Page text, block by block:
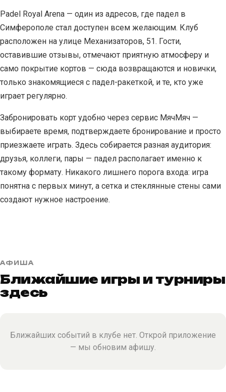
Padel Royal Arena — один из адресов, где падел в
Симферополе стал доступен всем желающим. Клуб
расположен на улице Механизаторов, 51. Гости,
оставившие отзывы, отмечают приятную атмосферу и
само покрытие кортов — сюда возвращаются и новички,
только знакомящиеся с падел-ракеткой, и те, кто уже
играет регулярно.
Забронировать корт удобно через сервис МячМяч —
выбираете время, подтверждаете бронирование и просто
приезжаете играть. Здесь собирается разная аудитория:
друзья, коллеги, пары — падел располагает именно к
такому формату. Никакого лишнего порога входа: игра
понятна с первых минут, а сетка и стеклянные стены сами
создают нужное настроение.
АФИША
Ближайшие игры и турниры
здесь
Ближайших событий в клубе нет. Открой приложение
— мы обновим афишу.